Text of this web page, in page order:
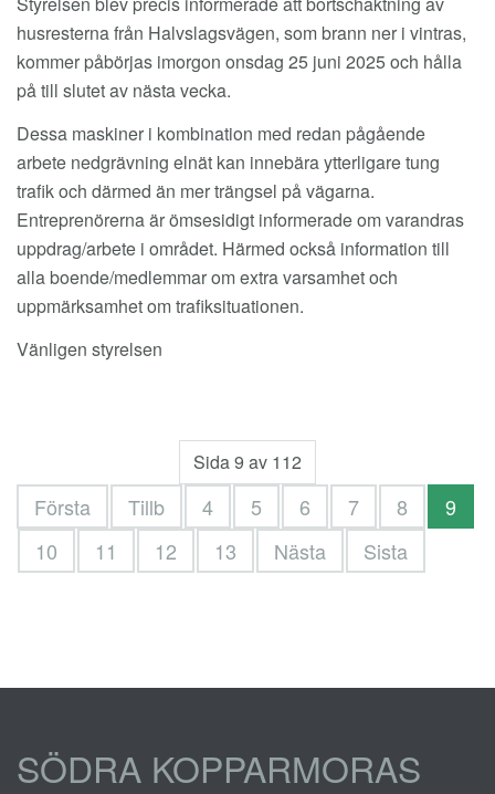
husresterna från Halvslagsvägen, som brann ner i vintras,
kommer påbörjas imorgon onsdag 25 juni 2025 och hålla
på till slutet av nästa vecka.
Dessa maskiner i kombination med redan pågående
arbete nedgrävning elnät kan innebära ytterligare tung
trafik och därmed än mer trängsel på vägarna.
Entreprenörerna är ömsesidigt informerade om varandras
uppdrag/arbete i området. Härmed också information till
alla boende/medlemmar om extra varsamhet och
uppmärksamhet om trafiksituationen.
Vänligen styrelsen
Sida 9 av 112
Första Tillb 4 5 6 7 8
9
10
11 12 13 Nästa Sista
SÖDRA KOPPARMORAS